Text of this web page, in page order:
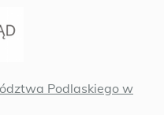
Podlaskiego w